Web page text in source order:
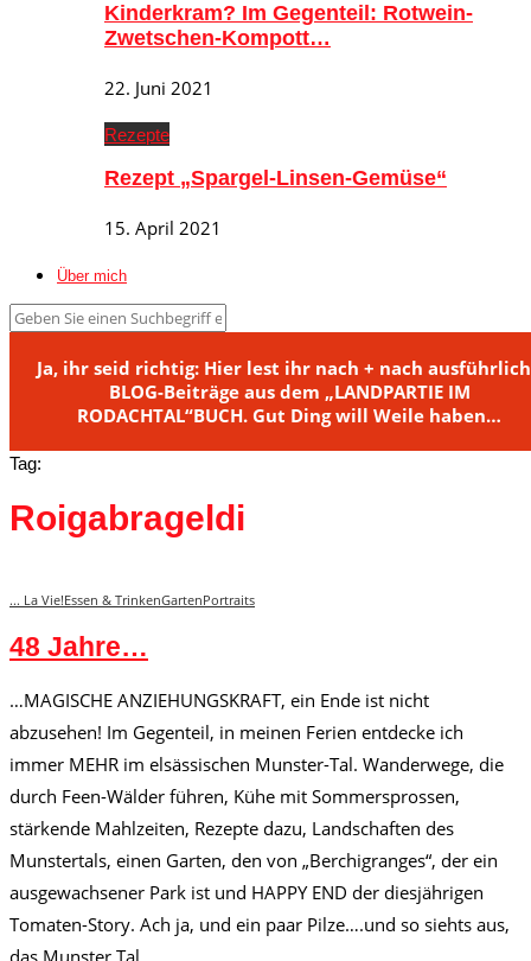
Kinderkram? Im Gegenteil: Rotwein-
Zwetschen-Kompott…
22. Juni 2021
Rezepte
Rezept „Spargel-Linsen-Gemüse“
15. April 2021
Über mich
Ja, ihr seid richtig: Hier lest ihr nach + nach
BLOG-Beiträge aus dem „LANDPARTIE IM
RODACHTAL“BUCH. Gut Ding will Weile haben…
Tag:
Roigabrageldi
... La Vie!Essen & TrinkenGartenPortraits
48 Jahre…
…MAGISCHE ANZIEHUNGSKRAFT, ein Ende ist nicht
abzusehen! Im Gegenteil, in meinen Ferien entdecke ich
immer MEHR im elsässischen Munster-Tal. Wanderwege, die
durch Feen-Wälder führen, Kühe mit Sommersprossen,
stärkende Mahlzeiten, Rezepte dazu, Landschaften des
Munstertals, einen Garten, den von „Berchigranges“, der ein
ausgewachsener Park ist und HAPPY END der diesjährigen
Tomaten-Story. Ach ja, und ein paar Pilze….und so siehts aus,